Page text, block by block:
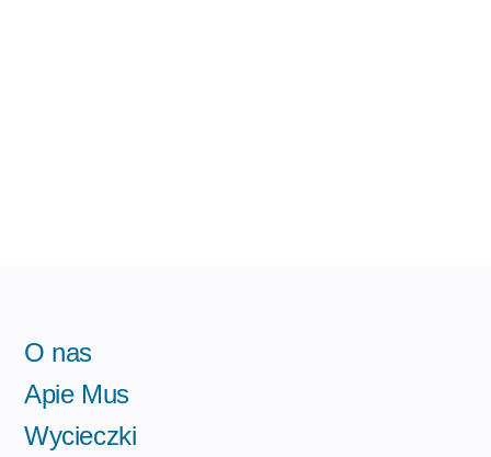
O nas
Apie Mus
Wycieczki